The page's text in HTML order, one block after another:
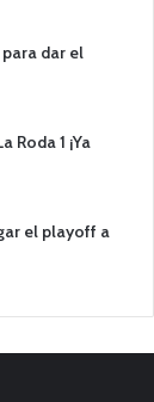
dar el
Roda 1 ¡Ya
el playoff a